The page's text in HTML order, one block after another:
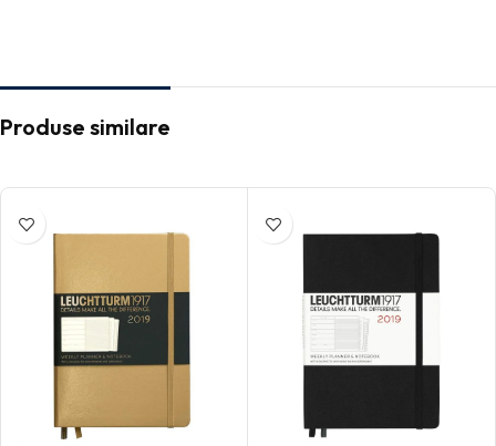
Produse similare